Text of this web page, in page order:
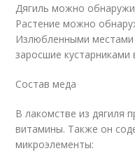
Дягиль можно
Растение можно
Излюбленными местами
заросшие
Состав меда
В лакомстве из дягиля
витамины. Также он
микроэлементы: